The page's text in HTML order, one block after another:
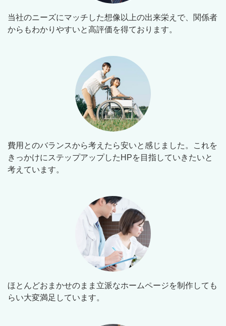
当社のニーズにマッチした想像以上の出来栄えで、関係者
からもわかりやすいと高評価を得ております。
費用とのバランスから考えたら安いと感じました。これを
きっかけにステップアップしたHPを目指していきたいと
考えています。
ほとんどおまかせのまま立派なホームページを制作しても
らい大変満足しています。